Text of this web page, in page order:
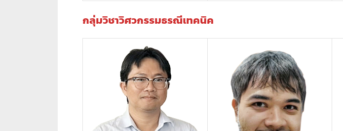
กลุ่มวิชาวิศวกรรมธรณีเทคนิค